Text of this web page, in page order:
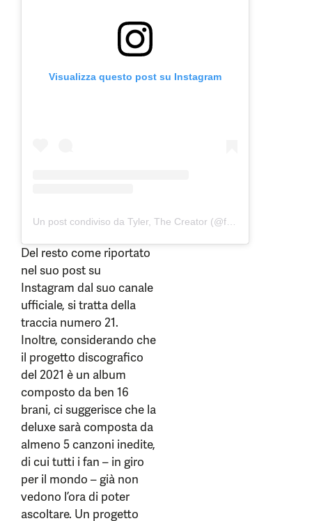
Visualizza questo post su Instagram
Del resto come riportato
nel suo post su
Instagram dal suo canale
ufficiale, si tratta della
traccia numero 21.
Inoltre, considerando che
il progetto discografico
del 2021 è un album
composto da ben 16
brani, ci suggerisce che la
deluxe sarà composta da
almeno 5 canzoni inedite,
di cui tutti i fan – in giro
per il mondo – già non
vedono l’ora di poter
ascoltare. Un progetto